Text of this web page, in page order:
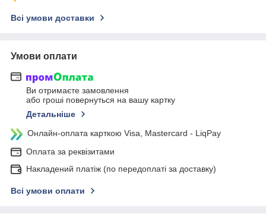
Всі умови доставки
Умови оплати
Ви отримаєте замовлення
або гроші повернуться на вашу картку
Детальніше
Онлайн-оплата карткою Visa, Mastercard - LiqPay
Оплата за реквізитами
Накладений платіж (по передоплаті за доставку)
Всі умови оплати